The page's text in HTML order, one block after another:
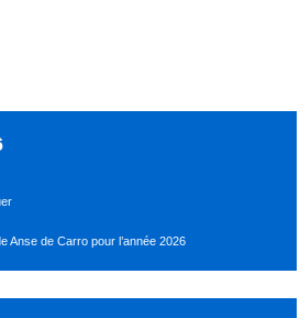
Anse de Carro pour l’année 2026